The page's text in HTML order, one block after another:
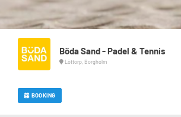
Böda Sand - Padel & Tennis
Löttorp, Borgholm
BOOKING